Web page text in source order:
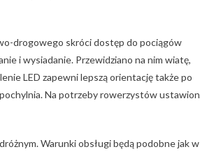
drogowego skróci dostęp do pociągów
i wysiadanie. Przewidziano na nim wiatę,
LED zapewni lepszą orientację także po
Na potrzeby rowerzystów
Warunki obsługi będą podobne jak w